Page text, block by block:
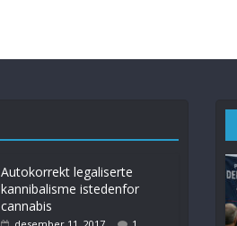
Autokorrekt legaliserte
kannibalisme istedenfor
cannabis